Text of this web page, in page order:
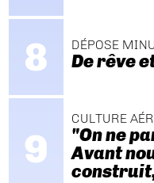
DÉPOSE
De rêve
CULTURE
"On ne
Avant